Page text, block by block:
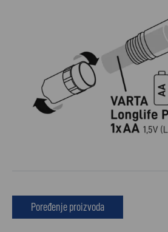
Poređenje proizvoda